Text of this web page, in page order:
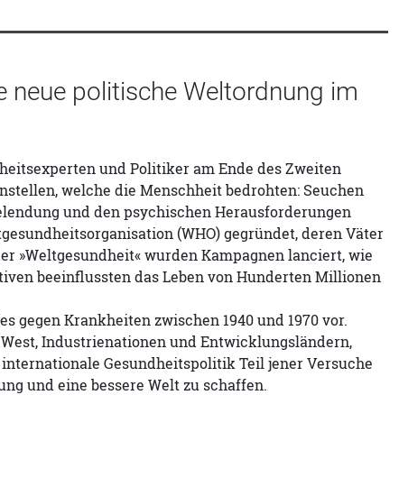
neue politische Weltordnung im
und Politiker am Ende des Zweiten
welche die Menschheit bedrohten: Seuchen
und den psychischen Herausforderungen
(WHO) gegründet, deren Väter
»Weltgesundheit« wurden Kampagnen lanciert, wie
beeinflussten das Leben von Hunderten Millionen
gegen Krankheiten zwischen 1940 und 1970 vor.
Industrienationen und Entwicklungsländern,
Gesundheitspolitik Teil jener Versuche
und eine bessere Welt zu schaffen.